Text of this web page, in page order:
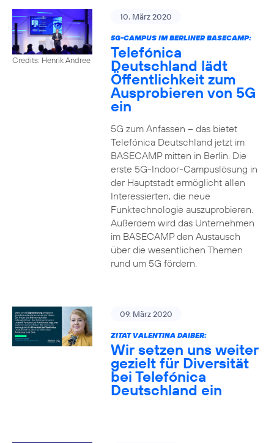
Credits: Henrik Andree
10. März 2020
5G-CAMPUS IM BERLINER BASECAMP:
Telefónica
Deutschland lädt
Öffentlichkeit zum
Ausprobieren von 5G
ein
5G zum Anfassen – das bietet
Telefónica Deutschland jetzt im
BASECAMP mitten in Berlin. Die
erste 5G-Indoor-Campuslösung in
der Hauptstadt ermöglicht allen
Interessierten, die neue
Funktechnologie auszuprobieren.
Außerdem wird das Unternehmen
im BASECAMP den Austausch
über die wesentlichen Themen
rund um 5G fördern.
09. März 2020
ZITAT VALENTINA DAIBER:
Wir setzen uns weiter
gezielt für Diversität
bei Telefónica
Deutschland ein